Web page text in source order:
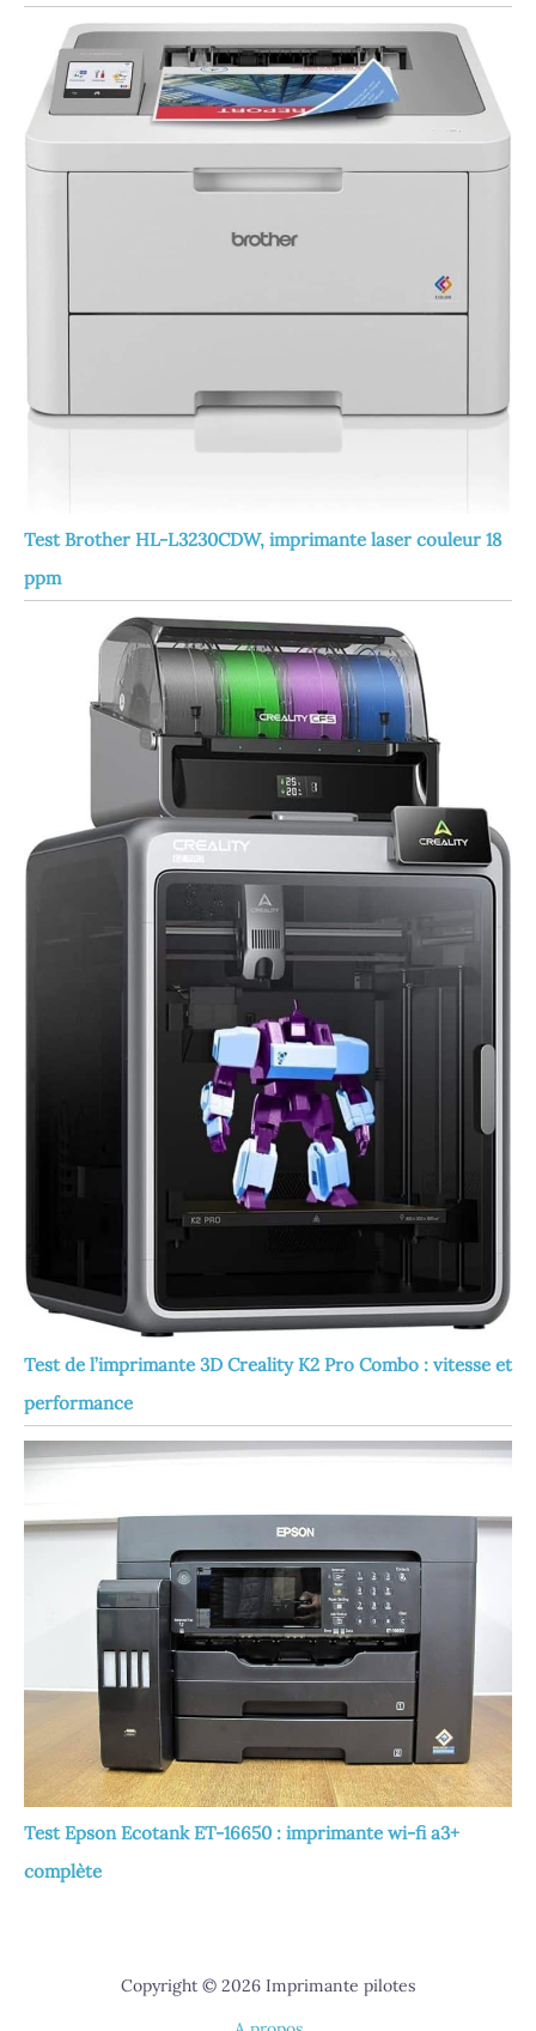
Test Brother HL-L3230CDW, imprimante laser couleur 18
ppm
Test de l’imprimante 3D Creality K2 Pro Combo : vitesse et
performance
Test Epson Ecotank ET-16650 : imprimante wi-fi a3+
complète
Copyright © 2026 Imprimante pilotes